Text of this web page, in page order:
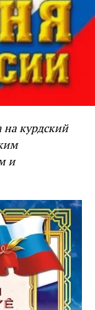
на курдский
и